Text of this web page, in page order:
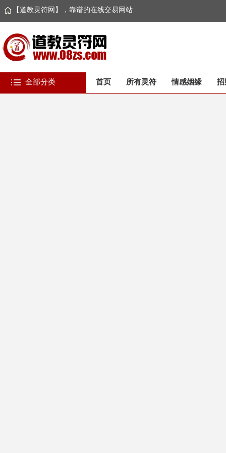
【道教灵符网】，靠谱的在线交易网站
全部分类 首页 所有灵符 情感姻缘 招